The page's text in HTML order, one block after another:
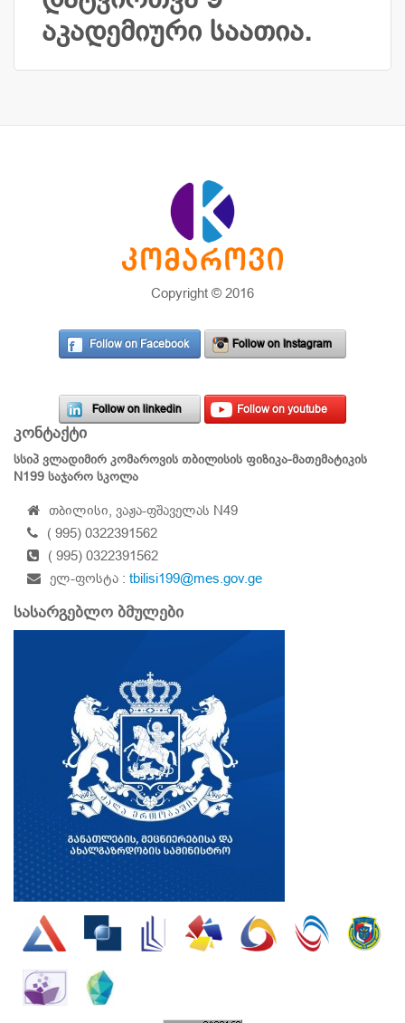
აკადემიური საათია.
Copyright © 2016
Follow on Facebook Follow on Instagram
Follow on linkedin Follow on youtube
კონტაქტი
სსიპ ვლადიმირ კომაროვის თბილისის ფიზიკა-მათემატიკის
N199 საჯარო სკოლა
თბილისი, ვაჟა-ფშაველას N49
( 995) 0322391562
( 995) 0322391562
ელ-ფოსტა : tbilisi199@mes.gov.ge
სასარგებლო ბმულები